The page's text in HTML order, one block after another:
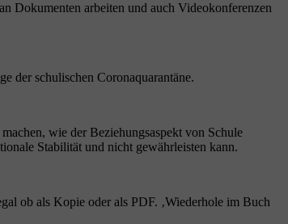
Dokumenten arbeiten und auch Videokonferenzen
der schulischen Coronaquarantäne.
wie der Beziehungsaspekt von Schule
Stabilität und nicht gewährleisten kann.
ob als Kopie oder als PDF. ‚Wiederhole im Buch